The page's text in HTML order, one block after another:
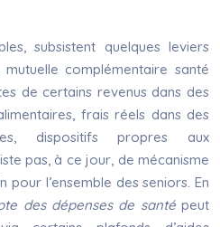
subsistent quelques leviers
complémentaire santé
de certains revenus dans des
frais réels dans des
dispositifs propres aux
pas, à ce jour, de mécanisme
pour l’ensemble des seniors. En
des dépenses de santépeut